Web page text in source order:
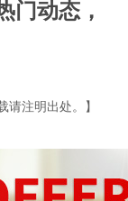
门动态，
请注明出处。】